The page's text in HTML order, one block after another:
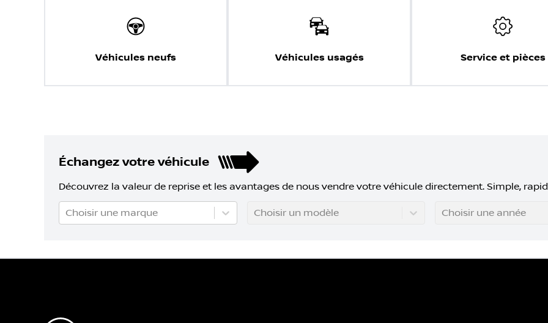
Véhicules neufs Véhicules usagés Service et pièces
Échangez votre véhicule
Découvrez la valeur de reprise et les avantages de nous vendre votre véhicule directement. Simple,
Choisir une marque Choisir un modèle Choisir une année